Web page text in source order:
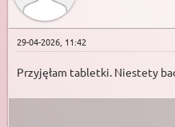
29-04-2026, 11:42
Przyjęłam tabletki. Niestety